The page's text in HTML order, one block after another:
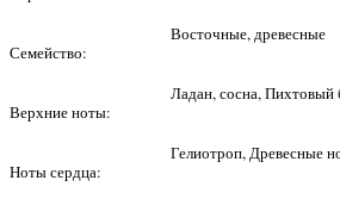
Семейство:
Восточные, древесные
Верхние ноты:
Ладан, сосна, Пихтовый
Ноты сердца:
Гелиотроп, Древесные